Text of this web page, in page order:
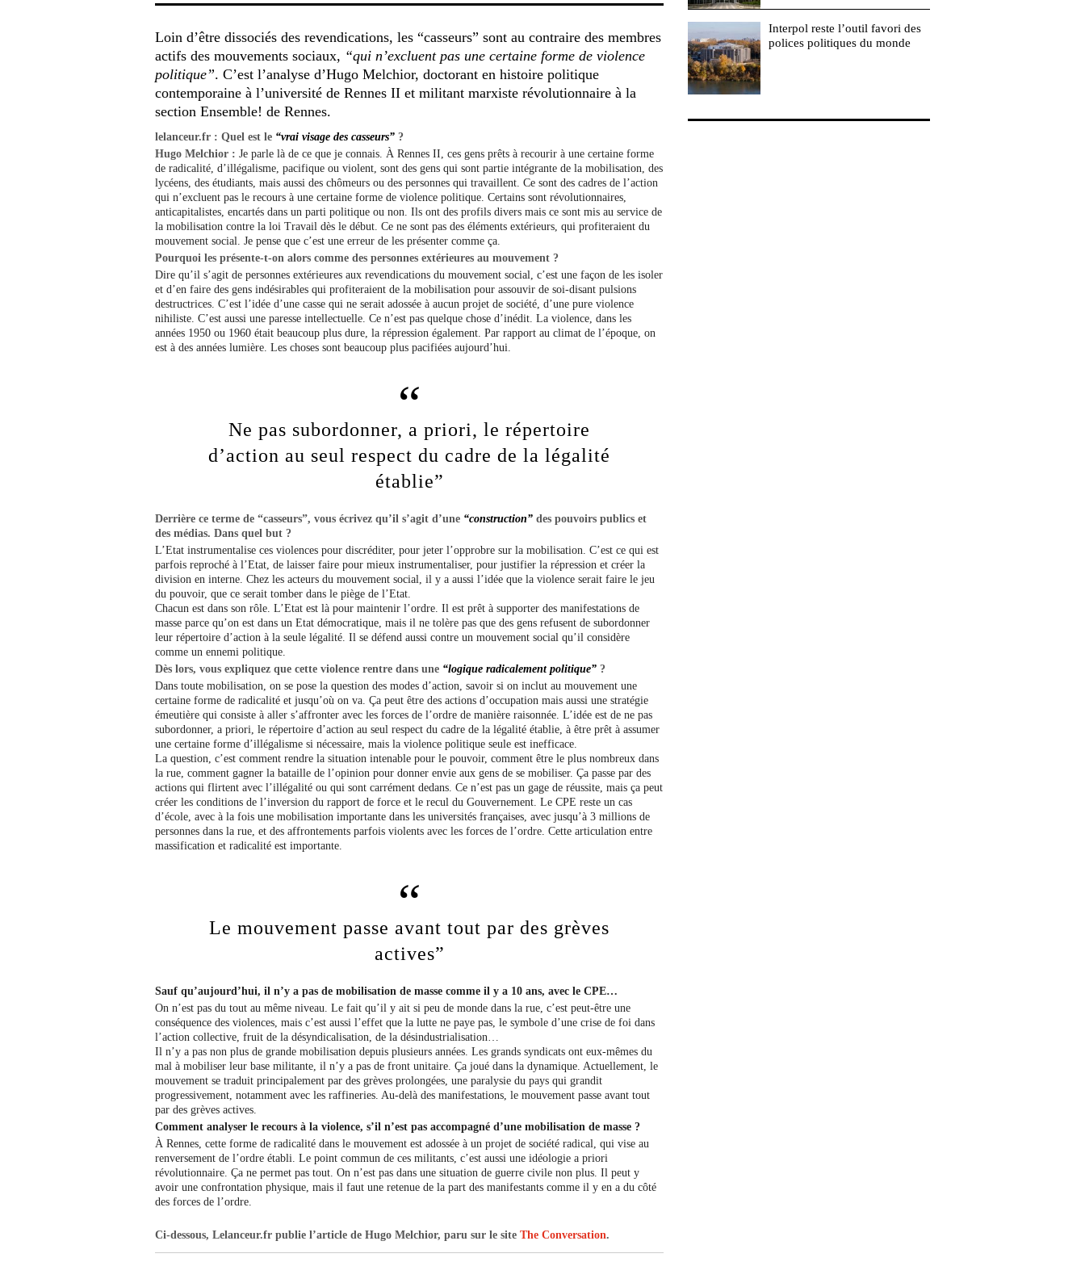
Loin d’être dissociés des revendications, les “casseurs” sont au contraire des membres
actifs des mouvements sociaux, “qui n’excluent pas une certaine forme de violence
politique”. C’est l’analyse d’Hugo Melchior, doctorant en histoire politique
contemporaine à l’université de Rennes II et militant marxiste révolutionnaire à la
section Ensemble! de Rennes.
lelanceur.fr : Quel est le “vrai visage des casseurs” ?
Hugo Melchior : Je parle là de ce que je connais. À Rennes II, ces gens prêts à recourir à une certaine forme
de radicalité, d’illégalisme, pacifique ou violent, sont des gens qui sont partie intégrante de la mobilisation, des
lycéens, des étudiants, mais aussi des chômeurs ou des personnes qui travaillent. Ce sont des cadres de l’action
qui n’excluent pas le recours à une certaine forme de violence politique. Certains sont révolutionnaires,
anticapitalistes, encartés dans un parti politique ou non. Ils ont des profils divers mais ce sont mis au service de
la mobilisation contre la loi Travail dès le début. Ce ne sont pas des éléments extérieurs, qui profiteraient du
mouvement social. Je pense que c’est une erreur de les présenter comme ça.
Pourquoi les présente-t-on alors comme des personnes extérieures au mouvement ?
Dire qu’il s’agit de personnes extérieures aux revendications du mouvement social, c’est une façon de les isoler
et d’en faire des gens indésirables qui profiteraient de la mobilisation pour assouvir de soi-disant pulsions
destructrices. C’est l’idée d’une casse qui ne serait adossée à aucun projet de société, d’une pure violence
nihiliste. C’est aussi une paresse intellectuelle. Ce n’est pas quelque chose d’inédit. La violence, dans les
années 1950 ou 1960 était beaucoup plus dure, la répression également. Par rapport au climat de l’époque, on
est à des années lumière. Les choses sont beaucoup plus pacifiées aujourd’hui.
Ne pas subordonner, a priori, le répertoire
d’action au seul respect du cadre de la légalité
établie”
Derrière ce terme de “casseurs”, vous écrivez qu’il s’agit d’une “construction” des pouvoirs publics et
des médias. Dans quel but ?
L’Etat instrumentalise ces violences pour discréditer, pour jeter l’opprobre sur la mobilisation. C’est ce qui est
parfois reproché à l’Etat, de laisser faire pour mieux instrumentaliser, pour justifier la répression et créer la
division en interne. Chez les acteurs du mouvement social, il y a aussi l’idée que la violence serait faire le jeu
du pouvoir, que ce serait tomber dans le piège de l’Etat.
Chacun est dans son rôle. L’Etat est là pour maintenir l’ordre. Il est prêt à supporter des manifestations de
masse parce qu’on est dans un Etat démocratique, mais il ne tolère pas que des gens refusent de subordonner
leur répertoire d’action à la seule légalité. Il se défend aussi contre un mouvement social qu’il considère
comme un ennemi politique.
Dès lors, vous expliquez que cette violence rentre dans une “logique radicalement politique” ?
Dans toute mobilisation, on se pose la question des modes d’action, savoir si on inclut au mouvement une
certaine forme de radicalité et jusqu’où on va. Ça peut être des actions d’occupation mais aussi une stratégie
émeutière qui consiste à aller s’affronter avec les forces de l’ordre de manière raisonnée. L’idée est de ne pas
subordonner, a priori, le répertoire d’action au seul respect du cadre de la légalité établie, à être prêt à assumer
une certaine forme d’illégalisme si nécessaire, mais la violence politique seule est inefficace.
La question, c’est comment rendre la situation intenable pour le pouvoir, comment être le plus nombreux dans
la rue, comment gagner la bataille de l’opinion pour donner envie aux gens de se mobiliser. Ça passe par des
actions qui flirtent avec l’illégalité ou qui sont carrément dedans. Ce n’est pas un gage de réussite, mais ça peut
créer les conditions de l’inversion du rapport de force et le recul du Gouvernement. Le CPE reste un cas
d’école, avec à la fois une mobilisation importante dans les universités françaises, avec jusqu’à 3 millions de
personnes dans la rue, et des affrontements parfois violents avec les forces de l’ordre. Cette articulation entre
massification et radicalité est importante.
Le mouvement passe avant tout par des grèves
actives”
Sauf qu’aujourd’hui, il n’y a pas de mobilisation de masse comme il y a 10 ans, avec le CPE…
On n’est pas du tout au même niveau. Le fait qu’il y ait si peu de monde dans la rue, c’est peut-être une
conséquence des violences, mais c’est aussi l’effet que la lutte ne paye pas, le symbole d’une crise de foi dans
l’action collective, fruit de la désyndicalisation, de la désindustrialisation…
Il n’y a pas non plus de grande mobilisation depuis plusieurs années. Les grands syndicats ont eux-mêmes du
mal à mobiliser leur base militante, il n’y a pas de front unitaire. Ça joué dans la dynamique. Actuellement, le
mouvement se traduit principalement par des grèves prolongées, une paralysie du pays qui grandit
progressivement, notamment avec les raffineries. Au-delà des manifestations, le mouvement passe avant tout
par des grèves actives.
Comment analyser le recours à la violence, s’il n’est pas accompagné d’une mobilisation de masse ?
À Rennes, cette forme de radicalité dans le mouvement est adossée à un projet de société radical, qui vise au
renversement de l’ordre établi. Le point commun de ces militants, c’est aussi une idéologie a priori
révolutionnaire. Ça ne permet pas tout. On n’est pas dans une situation de guerre civile non plus. Il peut y
avoir une confrontation physique, mais il faut une retenue de la part des manifestants comme il y en a du côté
des forces de l’ordre.
Ci-dessous, Lelanceur.fr publie l’article de Hugo Melchior, paru sur le site The Conversation.
Interpol reste l’outil favori des
polices politiques du monde